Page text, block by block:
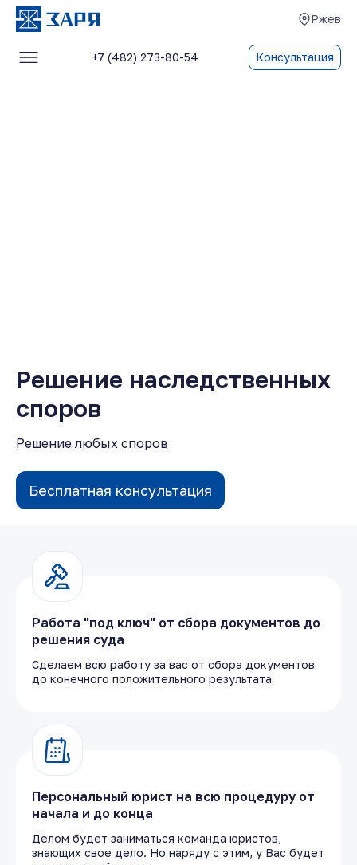
Ржев
+7 (482) 273-80-54 Консультация
Решение наследственных
споров
Решение любых споров
Бесплатная консультация
Работа "под ключ" от сбора документов до
решения суда
Сделаем всю работу за вас от сбора документов
до конечного положительного результата
Персональный юрист на всю процедуру от
начала и до конца
Делом будет заниматься команда юристов,
знающих свое дело. Но наряду с этим, у Вас будет